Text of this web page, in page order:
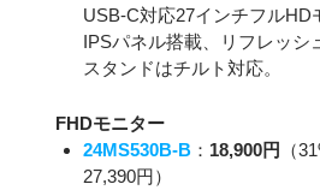
USB-C対応27インチフルHD
IPSパネル搭載、リフレッシ
スタンドはチルト対応。
FHDモニター
24MS530B-B ： 18,900円
（
27,390円）